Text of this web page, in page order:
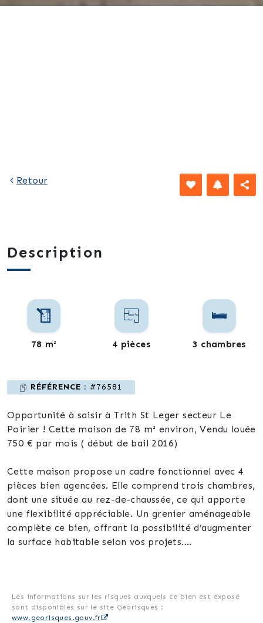
Retour
Description
78 m² 4 pièces 3 chambres
RÉFÉRENCE : #76581
Opportunité à saisir à Trith St Leger secteur Le
Poirier ! Cette maison de 78 m² environ, Vendu louée
750 € par mois ( début de bail 2016)
Cette maison propose un cadre fonctionnel avec 4
pièces bien agencées. Elle comprend trois chambres,
dont une située au rez-de-chaussée, ce qui apporte
une flexibilité appréciable. Un grenier aménageable
complète ce bien, offrant la possibilité d’augmenter
la surface habitable selon vos projets.
bon entretien. Quelques travaux sont à prévoir,
laissant place à votre touche personnelle pour
Les informations sur les risques auxquels ce bien est exposé
sont disponibles sur le site Géorisques :
www.georisques.gouv.fr